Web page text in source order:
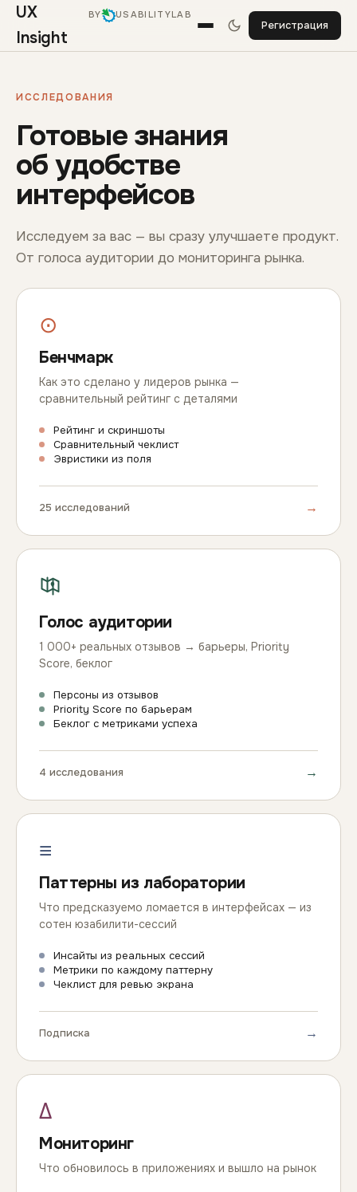
UX
Insight
BY USABILITYLAB
Регистрация
ИССЛЕДОВАНИЯ
Готовые знания
об удобстве
интерфейсов
Исследуем за вас — вы сразу улучшаете продукт.
От голоса аудитории до мониторинга рынка.
⊙
Бенчмарк
Как это сделано у лидеров рынка —
сравнительный рейтинг с деталями
Рейтинг и скриншоты
Сравнительный чеклист
Эвристики из поля
25 исследований →
Голос аудитории
1 000+ реальных отзывов → барьеры, Priority
Score, беклог
Персоны из отзывов
Priority Score по барьерам
Беклог с метриками успеха
4 исследования →
≡
Паттерны из лаборатории
Что предсказуемо ломается в интерфейсах — из
сотен юзабилити-сессий
Инсайты из реальных сессий
Метрики по каждому паттерну
Чеклист для ревью экрана
Подписка →
Δ
Мониторинг
Что обновилось в приложениях и вышло на рынок